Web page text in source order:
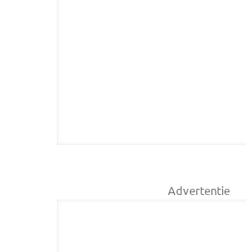
Advertentie